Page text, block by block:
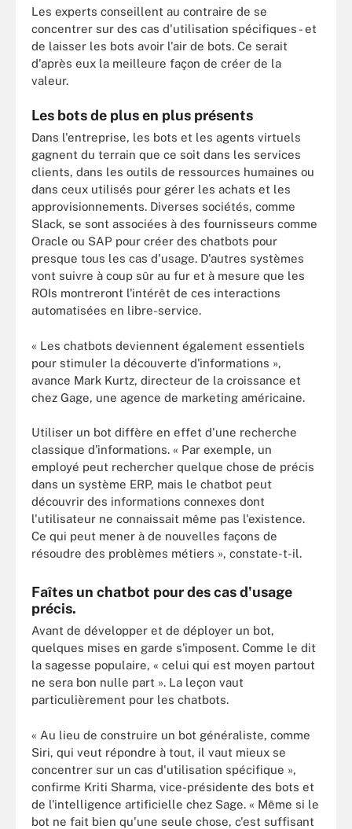
Les experts conseillent au contraire de se
concentrer sur des cas d'utilisation spécifiques - et
de laisser les bots avoir l'air de bots. Ce serait
d'après eux la meilleure façon de créer de la
valeur.
Les bots de plus en plus présents
Dans l'entreprise, les bots et les agents virtuels
gagnent du terrain que ce soit dans les services
clients, dans les outils de ressources humaines ou
dans ceux utilisés pour gérer les achats et les
approvisionnements. Diverses sociétés, comme
Slack, se sont associées à des fournisseurs comme
Oracle ou SAP pour créer des chatbots pour
presque tous les cas d'usage. D'autres systèmes
vont suivre à coup sûr au fur et à mesure que les
ROIs montreront l'intérêt de ces interactions
automatisées en libre-service.
« Les chatbots deviennent également essentiels
pour stimuler la découverte d'informations »,
avance Mark Kurtz, directeur de la croissance et
chez Gage, une agence de marketing américaine.
Utiliser un bot diffère en effet d'une recherche
classique d'informations. « Par exemple, un
employé peut rechercher quelque chose de précis
dans un système ERP, mais le chatbot peut
découvrir des informations connexes dont
l'utilisateur ne connaissait même pas l'existence.
Ce qui peut mener à de nouvelles façons de
résoudre des problèmes métiers », constate-t-il.
Faîtes un chatbot pour des cas d'usage
précis.
Avant de développer et de déployer un bot,
quelques mises en garde s'imposent. Comme le dit
la sagesse populaire, « celui qui est moyen partout
ne sera bon nulle part ». La leçon vaut
particulièrement pour les chatbots.
« Au lieu de construire un bot généraliste, comme
Siri, qui veut répondre à tout, il vaut mieux se
concentrer sur un cas d'utilisation spécifique »,
confirme Kriti Sharma, vice-présidente des bots et
de l'intelligence artificielle chez Sage. « Même si le
bot ne fait bien qu'une seule chose, c'est suffisant